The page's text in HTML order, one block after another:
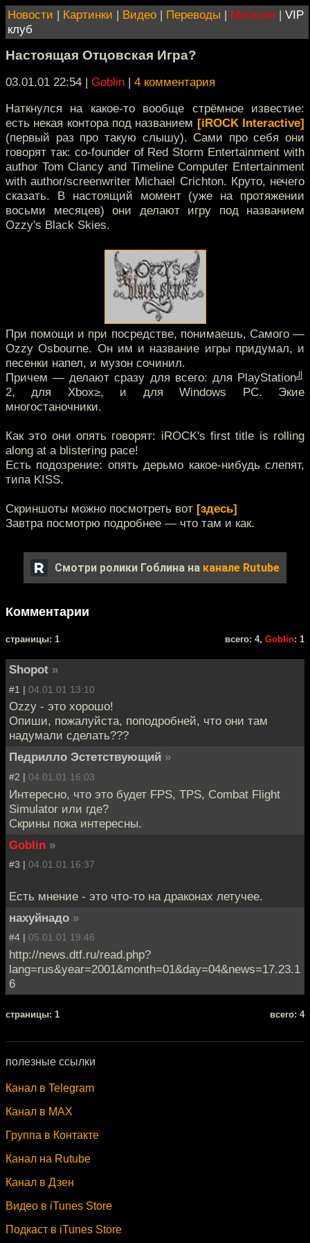
Новости | Картинки | Видео | Переводы | Магазин | VIP
клуб
Настоящая Отцовская Игра?
03.01.01 22:54 | Goblin | 4 комментария
Наткнулся на какое-то вообще стрёмное известие:
есть некая контора под названием [iROCK Interactive]
(первый раз про такую слышу). Сами про себя они
говорят так: co-founder of Red Storm Entertainment with
author Tom Clancy and Timeline Computer Entertainment
with author/screenwriter Michael Crichton. Круто, нечего
сказать. В настоящий момент (уже на протяжении
восьми месяцев) они делают игру под названием
Ozzy's Black Skies.
При помощи и при посредстве, понимаешь, Самого —
Ozzy Osbourne. Он им и название игры придумал, и
песенки напел, и музон сочинил.
Причем — делают сразу для всего: для PlayStation╝
2, для Xbox≥, и для Windows PC. Экие
многостаночники.
Как это они опять говорят: iROCK's first title is rolling
along at a blistering pace!
Есть подозрение: опять дерьмо какое-нибудь слепят,
типа KISS.
Скриншоты можно посмотреть вот [здесь]
Завтра посмотрю подробнее — что там и как.
Смотри ролики Гоблина на канале Rutube
Комментарии
cтраницы: 1 всего: 4, Goblin: 1
Shopot »
#1 | 04.01.01 13:10
Ozzy - это хорошо!
Опиши, пожалуйста, поподробней, что они там
надумали сделать???
Педрилло Эстетствующий »
#2 | 04.01.01 16:03
Интересно, что это будет FPS, TPS, Combat Flight
Simulator или где?
Скрины пока интересны.
Goblin »
#3 | 04.01.01 16:37
Есть мнение - это что-то на драконах летучее.
нахуйнадо »
#4 | 05.01.01 19:46
http://news.dtf.ru/read.php?
lang=rus&year=2001&month=01&day=04&news=17.23.1
6
cтраницы: 1 всего: 4
полезные ссылки
Канал в Telegram
Канал в MAX
Группа в Контакте
Канал на Rutube
Канал в Дзен
Видео в iTunes Store
Подкаст в iTunes Store